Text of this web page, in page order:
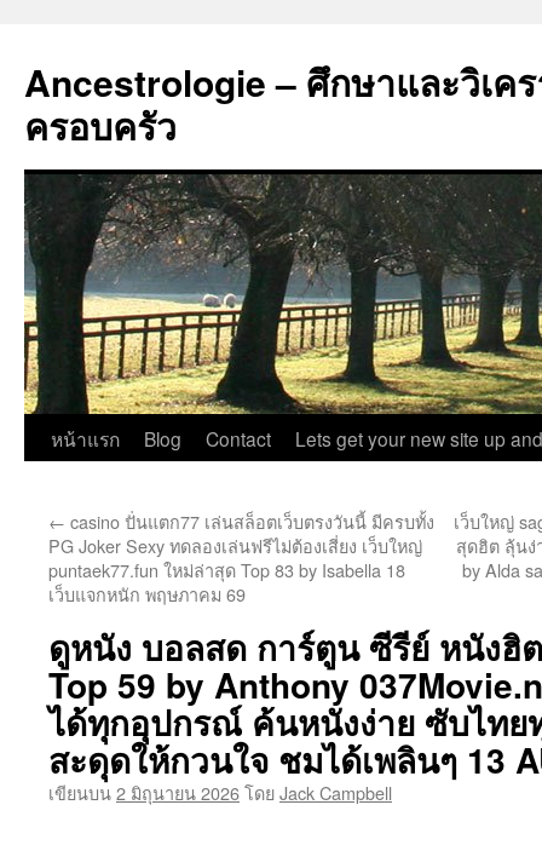
Ancestrologie – ศึกษาและวิเค
ครอบครัว
ข้าม
ยัง
เนื้อหา
หน้าแรก Blog Contact Lets get your new site up
← casino ปั่นแตก77 เล่นสล็อตเว็บตรงวันนี้ มีครบทั้ง
PG Joker Sexy ทดลองเล่นฟรีไม่ต้องเสี่ยง เว็บใหญ่
puntaek77.fun ใหม่ล่าสุด Top 83 by Isabella 18
เว็บแจกหนัก พฤษภาคม 69
เว็บใหญ่
สุดฮิต ลุ้นง่
by Alda
ดูหนัง บอลสด การ์ตูน ซีรีย์ หนังฮิ
Top 59 by Anthony
ได้ทุกอุปกรณ์ ค้นหนังง่าย ซับไทย
สะดุดให้กวนใจ ชมได้เพลินๆ 13
เขียนบน2 มิถุนายน 2026โดยJack Campbell